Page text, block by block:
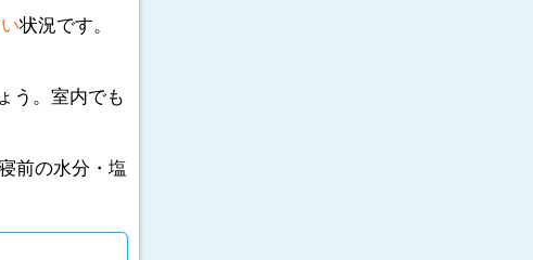
状況です。
う。室内でも
前の水分・塩